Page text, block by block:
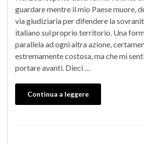
guardare mentre il mio Paese muore,
via giudiziaria per difendere la
italiano sul proprio territorio. Una
parallela ad ogni altra azione,
estremamente costosa, ma che mi
portare avanti. Dieci …
Continua a leggere